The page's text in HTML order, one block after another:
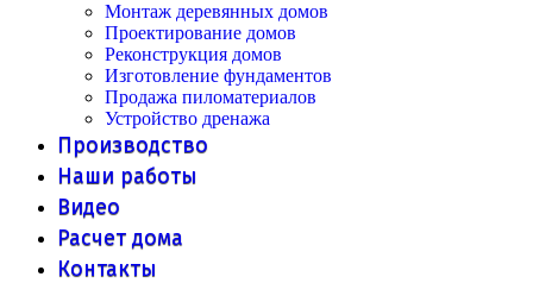
Монтаж деревянных домов
Проектирование домов
Реконструкция домов
Изготовление фундаментов
Продажа пиломатериалов
Устройство дренажа
Производство
Наши работы
Видео
Расчет дома
Контакты